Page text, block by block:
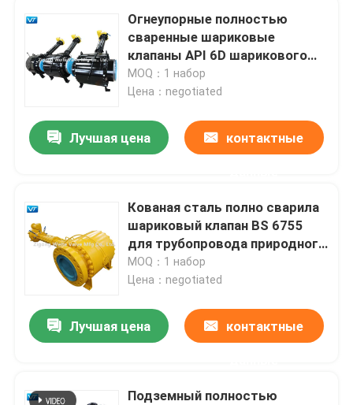
Огнеупорные полностью
сваренные шариковые
клапаны API 6D шарикового
клапана подземные
MOQ：1 набор
Цена：negotiated
Лучшая цена контактные
Кованая сталь полно сварила
шариковый клапан BS 6755
для трубопровода природного
газа
MOQ：1 набор
Цена：negotiated
Лучшая цена контактные
Подземный полностью